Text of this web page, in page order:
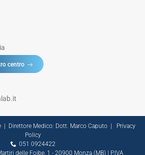
centro
| Direttore Medico: Dott. Marco Caputo | Privacy
Policy
051 0924422
delle Foibe, 1 - 20900 Monza (MB) | P.IVA